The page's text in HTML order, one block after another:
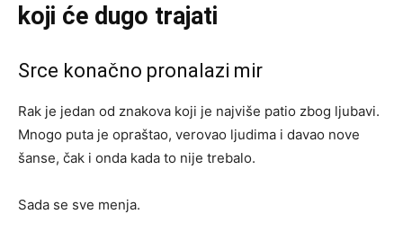
koji će dugo trajati
Srce konačno pronalazi mir
Rak je jedan od znakova koji je najviše patio zbog ljubavi.
Mnogo puta je opraštao, verovao ljudima i davao nove
šanse, čak i onda kada to nije trebalo.
Sada se sve menja.